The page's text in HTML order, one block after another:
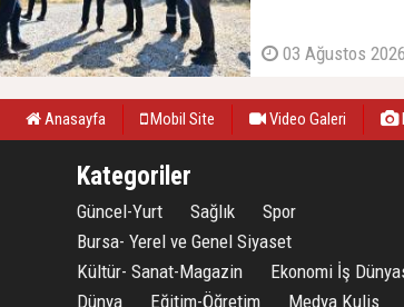
03 Ağustos
Anasayfa Mobil Site Video Galeri
Kategoriler
Güncel-Yurt Sağlık
Spor
Bursa- Yerel ve Genel Siyaset
Kültür- Sanat-Magazin
Ekonomi İş
Dünya
Eğitim-Öğretim Medya Kulis